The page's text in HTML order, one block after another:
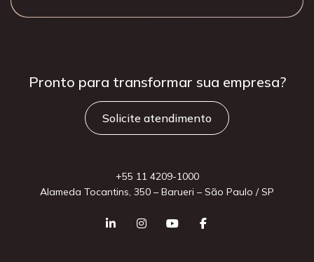
Pronto para transformar sua empresa?
Solicite atendimento
+55 11 4209-1000
Alameda Tocantins, 350 – Barueri – São Paulo / SP